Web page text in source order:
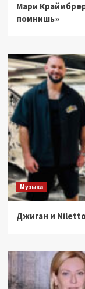
Мари
помнишь»
Музыка
Джиган и